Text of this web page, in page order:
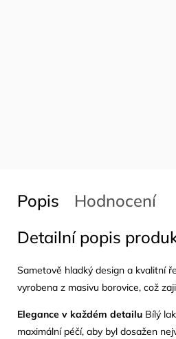
Popis
Hodnocení
Detailní popis
Sametově hladký design a kvalitní
vyrobena z masivu borovice, což
Elegance v každém detailu Bílý
maximální péčí, aby byl dosažen